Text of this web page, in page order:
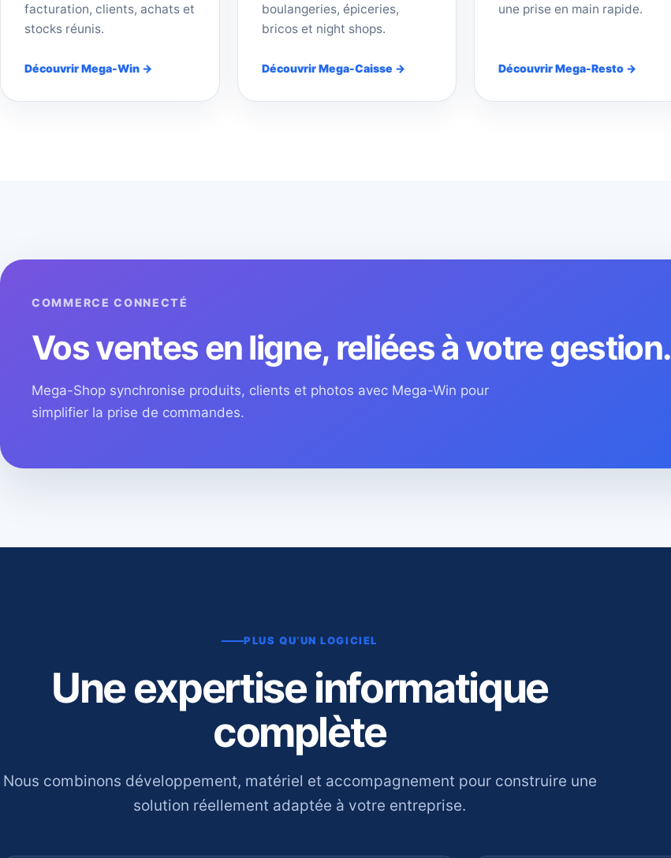
facturation, clients, achats et
stocks réunis.
Découvrir Mega-Win →
boulangeries, épiceries,
bricos et night shops.
Découvrir Mega-Caisse →
une prise en main rapide.
Découvrir Mega-Resto →
COMMERCE CONNECTÉ
Vos ventes en ligne, reliées à votre gestion.
Mega-Shop synchronise produits, clients et photos avec Mega-Win pour
simplifier la prise de commandes.
PLUS QU’UN LOGICIEL
Une expertise informatique
complète
Nous combinons développement, matériel et accompagnement pour construire une
solution réellement adaptée à votre entreprise.